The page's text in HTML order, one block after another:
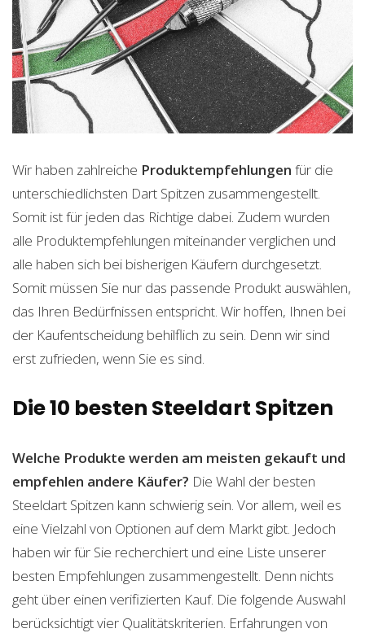
Wir haben zahlreiche Produktempfehlungen für die
unterschiedlichsten Dart Spitzen zusammengestellt.
Somit ist für jeden das Richtige dabei. Zudem wurden
alle Produktempfehlungen miteinander verglichen und
alle haben sich bei bisherigen Käufern durchgesetzt.
Somit müssen Sie nur das passende Produkt auswählen,
das Ihren Bedürfnissen entspricht. Wir hoffen, Ihnen bei
der Kaufentscheidung behilflich zu sein. Denn wir sind
erst zufrieden, wenn Sie es sind.
Die 10 besten Steeldart Spitzen
Welche Produkte werden am meisten gekauft und
empfehlen andere Käufer? Die Wahl der besten
Steeldart Spitzen kann schwierig sein. Vor allem, weil es
eine Vielzahl von Optionen auf dem Markt gibt. Jedoch
haben wir für Sie recherchiert und eine Liste unserer
besten Empfehlungen zusammengestellt. Denn nichts
geht über einen verifizierten Kauf. Die folgende Auswahl
berücksichtigt vier Qualitätskriterien. Erfahrungen von